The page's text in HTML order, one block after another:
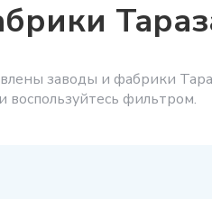
заводы и фабрики
воспользуйтесь фильтром.